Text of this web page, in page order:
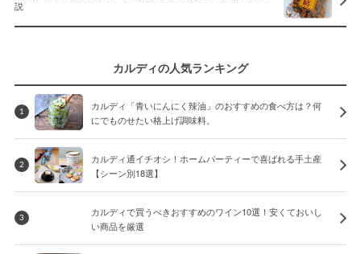
説
カルディの人気ランキング
1
カルディ「青いにんにく辣油」のおすすめの食べ方は？何
にでものせたい格上げ調味料。
2
カルディ通イチオシ！ホームパーティーで喜ばれる手土産
【シーン別18選】
3
カルディで買うべきおすすめのワイン10選！安くておいし
い商品を厳選